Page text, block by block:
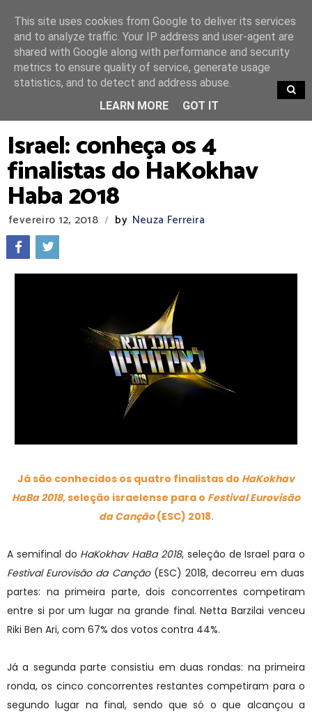
TRENDING
Israel: conheça os 4
finalistas do HaKokhav
Haba 2018
fevereiro 12, 2018 / by Neuza Ferreira
Já são conhecidos os quatro finalistas do HaKokhav
HaBa2018, seleção israelense para o Festival Eurovisão
da Canção(ESC) 2018.
A semifinal do HaKokhav HaBa 2018, seleção de Israel para o
Festival Eurovisão da Canção(ESC) 2018, decorreu em duas
partes: na primeira parte, dois concorrentes competiram
entre si por um lugar na grande final. Netta Barzilai venceu
Riki Ben Ari, com 67% dos votos contra 44%.
Já a segunda parte consistiu em duas rondas: na primeira
ronda, os cinco concorrentes restantes competiram para o
segundo lugar na final, sendo que só o que alcançou a
This site uses cookies from Google to deliver its services
and to analyze traffic. Your IP address and user-agent are
shared with Google along with performance and security
metrics to ensure quality of service, generate usage
statistics, and to detect and address abuse.
LEARN MORE
GOT IT